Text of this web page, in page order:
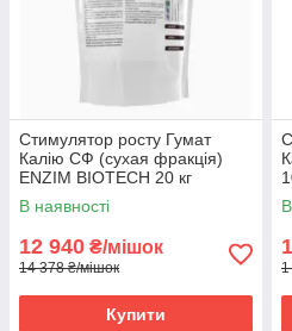
Стимулятор росту Гумат
Калію СФ (сухая фракція)
ENZIM BIOTECH 20 кг
В наявності
12 940 ₴/мішок
14 378 ₴/мішок
Купити
1